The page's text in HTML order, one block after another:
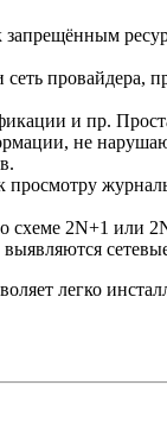
запрещённым
и пр.
не
схеме 2N+1 или
легко